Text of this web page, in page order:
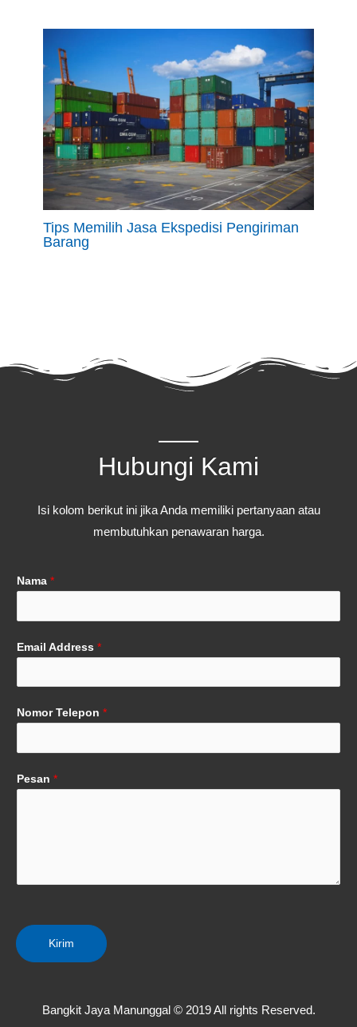
Tips Memilih Jasa Ekspedisi Pengiriman
Barang
Hubungi Kami
Isi kolom berikut ini jika Anda memiliki pertanyaan atau
membutuhkan penawaran harga.
Nama *
Email Address *
Nomor Telepon *
Pesan *
Kirim
Bangkit Jaya Manunggal © 2019 All rights Reserved.